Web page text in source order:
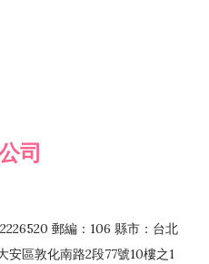
司
郵編：106 縣市：台北
安區敦化南路2段77號10樓之1